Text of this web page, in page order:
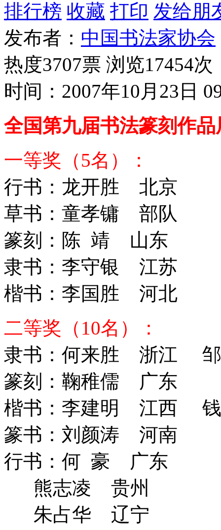
排行榜 收藏 打印 发给朋
发布者： 中国书法家协会
热度3707票 浏览17454次
时间：2007年10月23日
全国第九届书法篆刻作
一等奖（5名）：
行书：龙开胜 北京
草书：童孝镛 部队
篆刻：陈 靖 山东
隶书：李守银 江苏
楷书：李国胜 河北
二等奖（10名）：
隶书：何来胜 浙江
篆刻：鞠稚儒 广东
楷书：李建明 江西
篆书：刘颜涛 河
行书：何 豪 广东
熊志凌 贵州
朱占华 辽宁